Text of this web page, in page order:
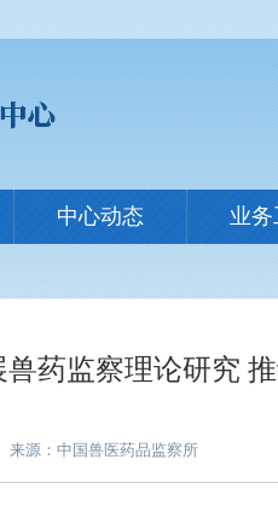
中心动态 业
兽药监察理论研究
来源：中国兽医药品监察所